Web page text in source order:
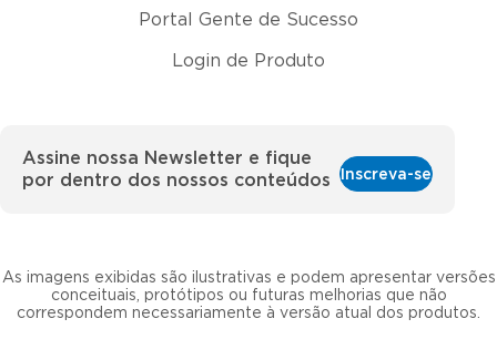
Portal Gente de Sucesso
Login de Produto
As imagens exibidas são ilustrativas e podem apresentar versões
conceituais, protótipos ou futuras melhorias que não
correspondem necessariamente à versão atual dos produtos.
Assine nossa Newsletter e fique
por dentro dos nossos conteúdos
Inscreva-se